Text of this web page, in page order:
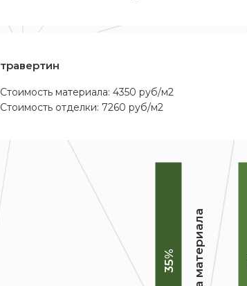
травертин
Стоимость материала: 4350 руб/м2
Стоимость отделки: 7260 руб/м2
35% Цена материала